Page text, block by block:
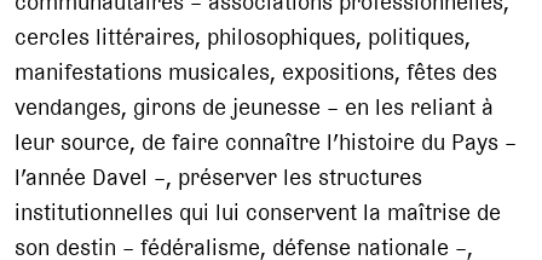
cercles littéraires, philosophiques, politiques,
manifestations musicales, expositions, fêtes des
vendanges, girons de jeunesse – en les reliant à
leur source, de faire connaître l’histoire du Pays –
l’année Davel –, préserver les structures
institutionnelles qui lui conservent la maîtrise de
son destin – fédéralisme, défense nationale –,